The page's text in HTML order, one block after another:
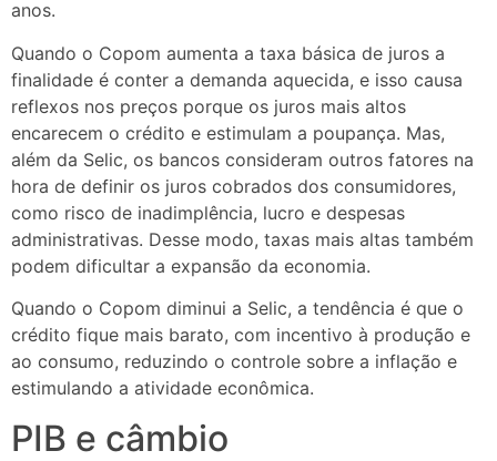
anos.
Quando o Copom aumenta a taxa básica de juros a
finalidade é conter a demanda aquecida, e isso causa
reflexos nos preços porque os juros mais altos
encarecem o crédito e estimulam a poupança. Mas,
além da Selic, os bancos consideram outros fatores na
hora de definir os juros cobrados dos consumidores,
como risco de inadimplência, lucro e despesas
administrativas. Desse modo, taxas mais altas também
podem dificultar a expansão da economia.
Quando o Copom diminui a Selic, a tendência é que o
crédito fique mais barato, com incentivo à produção e
ao consumo, reduzindo o controle sobre a inflação e
estimulando a atividade econômica.
PIB e câmbio